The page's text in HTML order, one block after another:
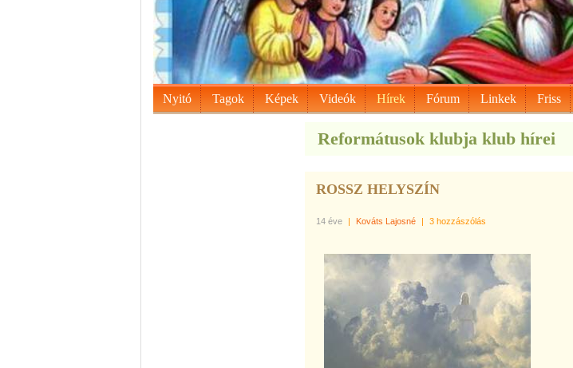
Nyitó Tagok Képek Videók Hírek Fórum Linkek Friss
Reformátusok klubja klub hírei
ROSSZ HELYSZÍN
14 éve | Kováts Lajosné | 3 hozzászólás